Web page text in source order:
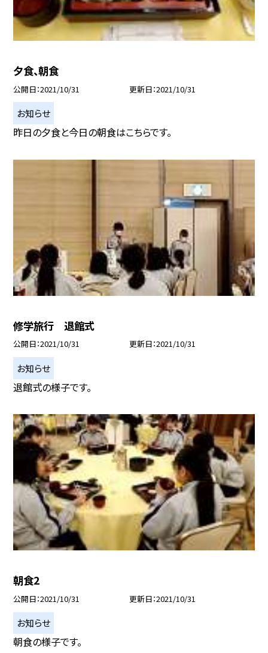
夕食、朝食
公開日 2021/10/31 更新日 2021/10/31
お知らせ
昨日の夕食と今日の朝食はこちらです。
修学旅行 退館式
公開日 2021/10/31 更新日 2021/10/31
お知らせ
退館式の様子です。
朝食2
公開日 2021/10/31 更新日 2021/10/31
お知らせ
朝食の様子です。